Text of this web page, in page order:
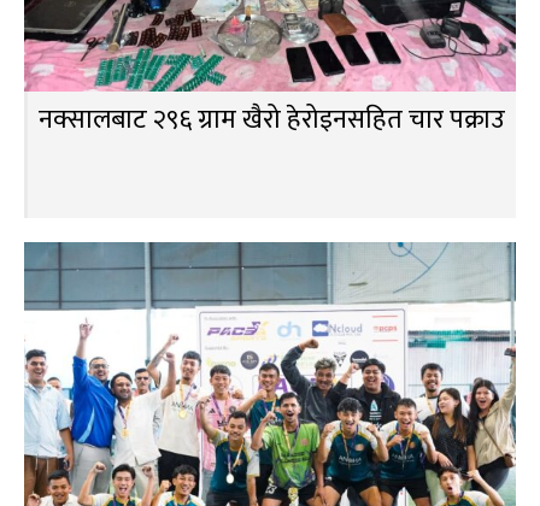
नक्सालबाट २९६ ग्राम खैरो हेरोइनसहित चार पक्राउ